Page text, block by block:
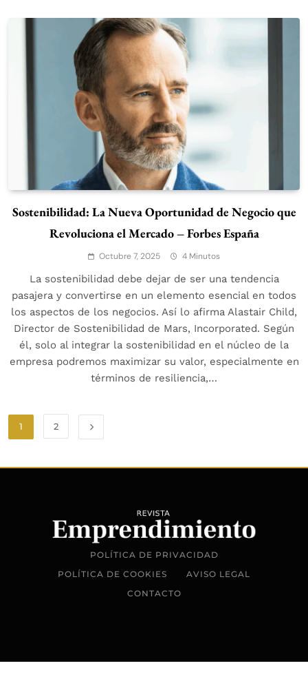
Sostenibilidad: La Nueva Oportunidad de Negocio que
Revoluciona el Mercado – Forbes España
Octubre 7, 2025 4 Minutos
La sostenibilidad debe dejar de ser una tendencia
pasajera y convertirse en un elemento esencial en todos
los aspectos de los negocios. Así lo afirma Alastair Child,
Director de Sostenibilidad de Mars, Incorporated. Según
él, solo al integrar la sostenibilidad en el núcleo de la
empresa podremos maximizar su valor, especialmente en
términos de resiliencia,…
1 2
POLÍTICA DE PRIVACIDAD
POLÍTICA DE COOKIES
AVISO LEGAL
CONTACTO